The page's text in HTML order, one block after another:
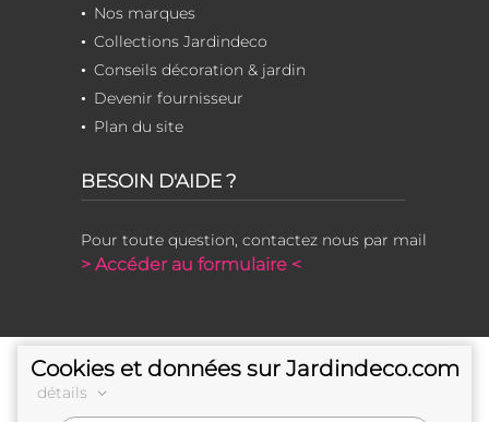
Nos marques
Collections Jardindeco
Conseils décoration & jardin
Devenir fournisseur
Plan du site
BESOIN D'AIDE ?
Pour toute question, contactez nous par mail
> Accéder au formulaire <
Cookies et données sur Jardindeco.com
détails